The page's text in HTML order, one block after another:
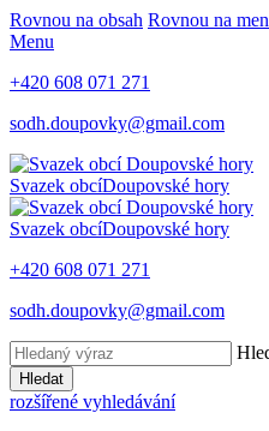
Rovnou na obsah Rovnou na
Menu
+420 608 071 271
sodh.doupovky@gmail.com
Svazek obcíDoupovské hory
Svazek obcíDoupovské hory
+420 608 071 271
sodh.doupovky@gmail.com
Hledat
rozšířené vyhledávání